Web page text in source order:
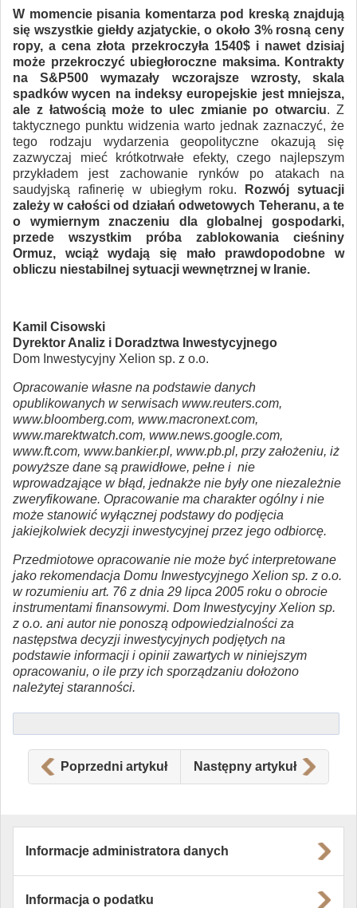
W momencie pisania komentarza pod kreską znajdują
się wszystkie giełdy azjatyckie, o około 3% rosną ceny
ropy, a cena złota przekroczyła 1540$ i nawet dzisiaj
może przekroczyć ubiegłoroczne maksima. Kontrakty
na S&P500 wymazały wczorajsze wzrosty, skala
spadków wycen na indeksy europejskie jest mniejsza,
ale z łatwością może to ulec zmianie po otwarciu. Z
taktycznego punktu widzenia warto jednak zaznaczyć, że
tego rodzaju wydarzenia geopolityczne okazują się
zazwyczaj mieć krótkotrwałe efekty, czego najlepszym
przykładem jest zachowanie rynków po atakach na
saudyjską rafinerię w ubiegłym roku.
Rozwój sytuacji
zależy w całości od działań odwetowych Teheranu, a te
o wymiernym znaczeniu dla globalnej gospodarki,
przede wszystkim próba zablokowania cieśniny
Ormuz, wciąż wydają się mało prawdopodobne w
obliczu niestabilnej sytuacji wewnętrznej w Iranie.
Kamil Cisowski
Dyrektor Analiz i Doradztwa Inwestycyjnego
Dom Inwestycyjny Xelion sp. z o.o.
Opracowanie własne na podstawie danych
opublikowanych w serwisach www.reuters.com,
www.bloomberg.com, www.macronext.com,
www.marektwatch.com, www.news.google.com,
www.ft.com, www.bankier.pl, www.pb.pl, przy założeniu, iż
powyższe dane są prawidłowe, pełne i nie
wprowadzające w błąd, jednakże nie były one niezależnie
zweryfikowane. Opracowanie ma charakter ogólny i nie
może stanowić wyłącznej podstawy do podjęcia
jakiejkolwiek decyzji inwestycyjnej przez jego odbiorcę.
Przedmiotowe opracowanie nie może być interpretowane
jako rekomendacja Domu Inwestycyjnego Xelion sp. z o.o.
w rozumieniu art. 76 z dnia 29 lipca 2005 roku o obrocie
instrumentami finansowymi. Dom Inwestycyjny Xelion sp.
z o.o. ani autor nie ponoszą odpowiedzialności za
następstwa decyzji inwestycyjnych podjętych na
podstawie informacji i opinii zawartych w niniejszym
opracowaniu, o ile przy ich sporządzaniu dołożono
należytej staranności.
Poprzedni artykuł Następny artykuł
Informacje administratora danych
Informacja o podatku